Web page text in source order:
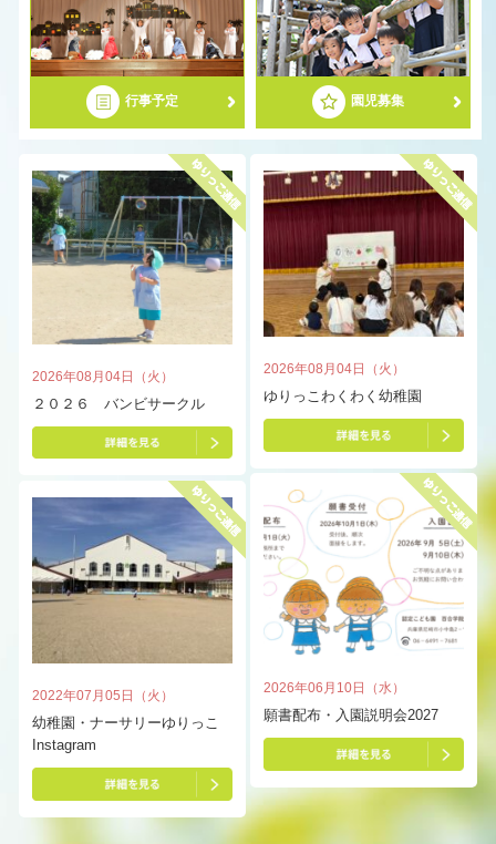
行事予定 園児募集
2026年08月04日（火）
２０２６ バンビサークル
2026年08月04日（火）
ゆりっこわくわく幼稚園
2026年06月10日（水）
願書配布・入園説明会2027
2022年07月05日（火）
幼稚園・ナーサリーゆりっこ
Instagram
2歳児子育て応援事業（2歳児募集）